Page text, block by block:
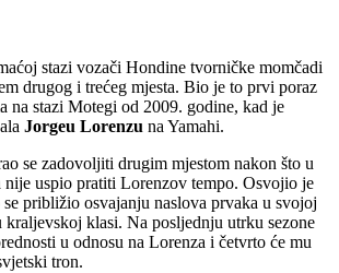
stazi vozači Hondine tvorničke momčadi
drugog i trećeg mjesta. Bio je to prvi poraz
na stazi Motegi od 2009. godine, kad je
Jorgeu Lorenzu na Yamahi.
se zadovoljiti drugim mjestom nakon što u
nije uspio pratiti Lorenzov tempo. Osvojio je
približio osvajanju naslova prvaka u svojoj
kraljevskoj klasi. Na posljednju utrku sezone
u odnosu na Lorenza i četvrto će mu
tron.